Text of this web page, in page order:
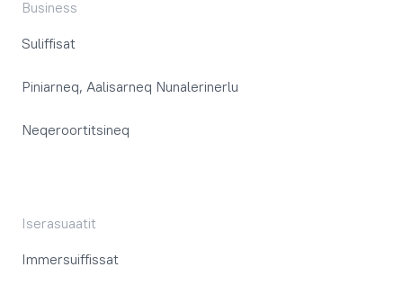
Business
Suliffisat
Piniarneq, Aalisarneq Nunalerinerlu
Neqeroortitsineq
Iserasuaatit
Immersuiffissat